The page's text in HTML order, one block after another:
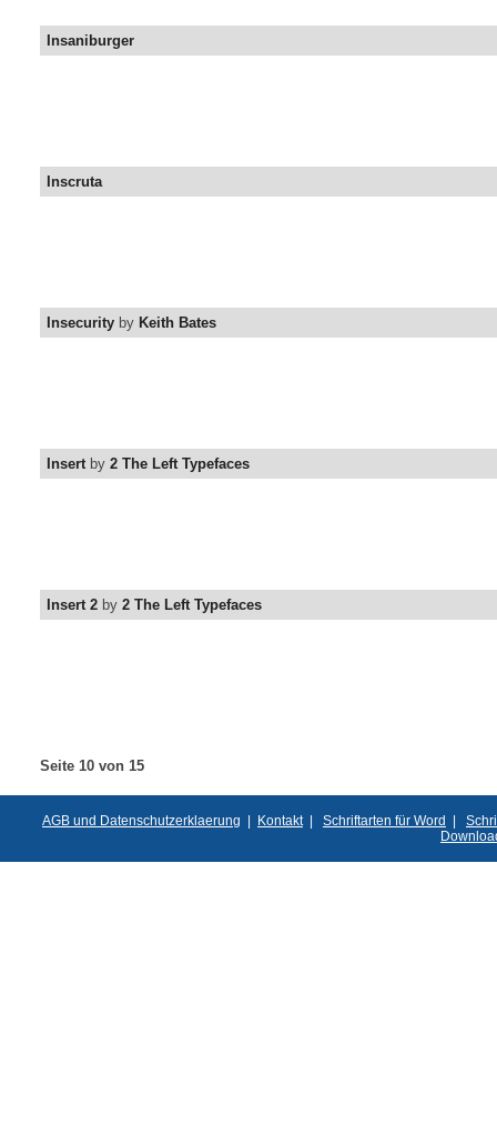
Insaniburger
Inscruta
Insecurity by Keith Bates
Insertby 2 The Left Typefaces
Insert 2 by 2 The Left Typefaces
Seite 10 von 15
AGB und Datenschutzerklaerung | Kontakt| Schriftarten für Word |